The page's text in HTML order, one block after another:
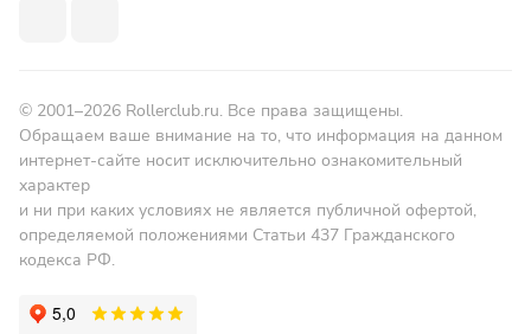
© 2001–2026 Rollerclub.ru. Все права защищены.
Обращаем ваше внимание на то, что информация на данном
интернет-сайте носит исключительно ознакомительный
характер
и ни при каких условиях не является публичной офертой,
определяемой положениями Статьи 437 Гражданского
кодекса РФ.